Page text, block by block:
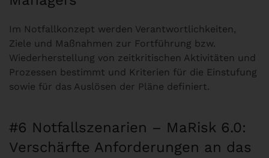
Im Notfallkonzept werden Verantwortlichkeiten,
Ziele und Maßnahmen zur Fortführung bzw.
Wiederherstellung von zeitkritischen Aktivitäten und
Prozessen bestimmt und Kriterien für die Einstufung
sowie für das Auslösen der Pläne definiert.
#6 Notfallszenarien – MaRisk 6.0:
Verschärfte Anforderungen an das